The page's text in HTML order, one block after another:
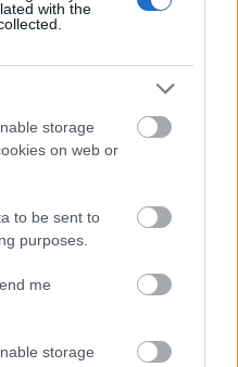
with the
storage
on web or
to be sent to
purposes.
me
storage